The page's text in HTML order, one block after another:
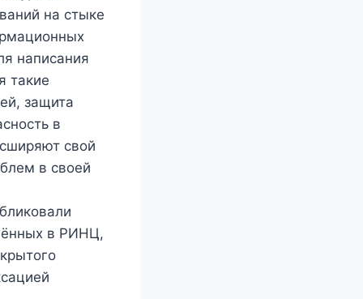
на стыке
написания
такие
защита
в
свой
в своей
в РИНЦ,